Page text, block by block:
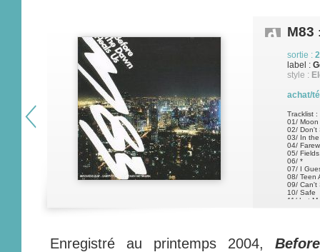
M83
sortie :
label :
style :
achat/
Tracklist :
01/ Moon
02/ Don't
03/ In
04/
05/
06/ *
07/ I
08/ Teen
09/ Can't
10/ Safe
11/ Let
Enregistré au printemps 2004,